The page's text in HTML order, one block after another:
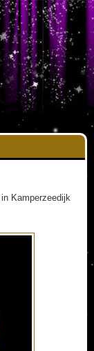
Kamperzeedijk